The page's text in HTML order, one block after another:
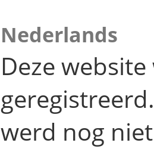
Nederlands
Deze
werd nog